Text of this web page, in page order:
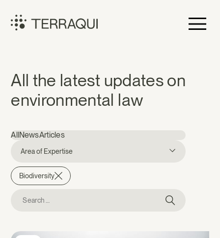
content
News
All the latest updates on
environmental law
All NewsArticles
Area of Expertise
Biodiversity